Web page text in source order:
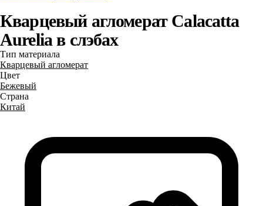
Кварцевый агломерат Calacatta
Aurelia в слэбах
Тип материала
Кварцевый агломерат
Цвет
Бежевый
Страна
Китай